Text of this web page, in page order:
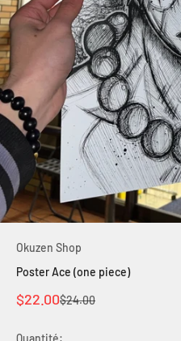
Okuzen Shop
Poster Ace (one piece)
Prix de vente
$22.00Prix normal
$24.00
Quantité: